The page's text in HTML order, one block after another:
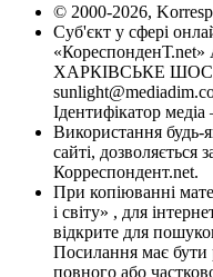
© 2000-2026,
Суб'єкт у сфері
«КореспонденТ.net»
ХАРКІВСЬКЕ ШОСЕ,
Ідентифікатор
Використання будь-
сайті, дозволяється
Корреспондент.net.
При копіюванні
і світу» , для
відкрите для
Посилання має бути
повного або